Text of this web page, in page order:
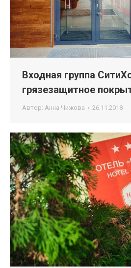
Входная группа
грязезащитное
Автор: Анна Чижова 26.11.2018